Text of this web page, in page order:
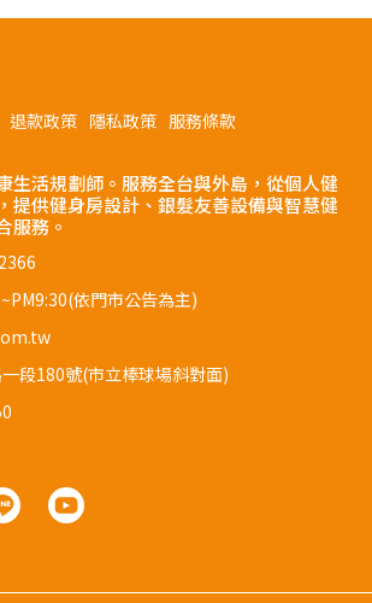
退款政策 隱私政策 服務條款
生活規劃師。服務全台與外島，從個人健
提供健身房設計、銀髮友善設備與智慧健
服務。
依門市公告為主)
段180號(市立棒球場斜對面)